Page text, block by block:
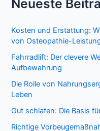
Neueste
Kosten und Erstattung:
von Osteopathie-
Fahrradlift: Der clevere
Aufbewahrung
Die Rolle von
Leben
Gut schlafen: Die Basis
Richtige